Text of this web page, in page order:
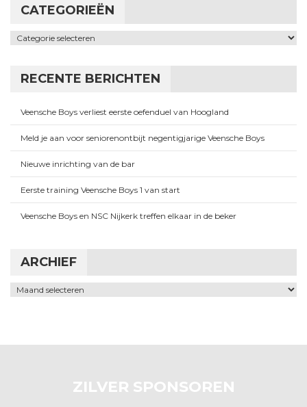
CATEGORIEËN
Categorieën
RECENTE BERICHTEN
Veensche Boys verliest eerste oefenduel van Hoogland
Meld je aan voor seniorenontbijt negentigjarige Veensche Boys
Nieuwe inrichting van de bar
Eerste training Veensche Boys 1 van start
Veensche Boys en NSC Nijkerk treffen elkaar in de beker
ARCHIEF
Archief
ZILVER SPONSOREN